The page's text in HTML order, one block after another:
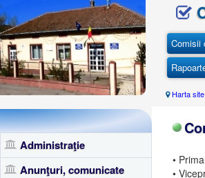
Administraţie
Anunţuri, comunicate
Comisii
Harta site
•
•